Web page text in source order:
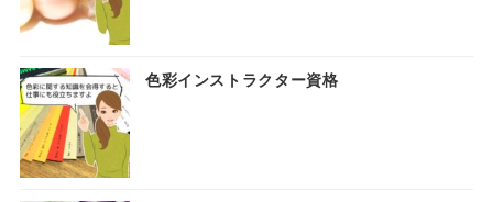
色彩インストラクター資格